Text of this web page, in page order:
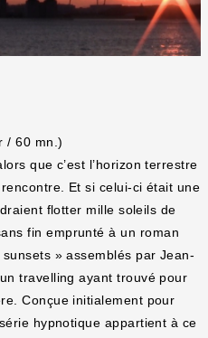
/ 60 mn.)
que c’est l’horizon terrestre
Et si celui-ci était une
flotter mille soleils de
fin emprunté à un roman
» assemblés par Jean-
travelling ayant trouvé pour
Conçue initialement pour
hypnotique appartient à ce